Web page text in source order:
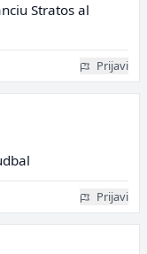
Stratos al
Prijavi
Prijavi